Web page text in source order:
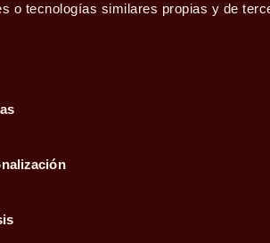
o tecnologías similares propias y de